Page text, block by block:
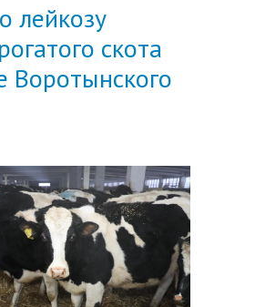
лейкозу
скота
Воротынского